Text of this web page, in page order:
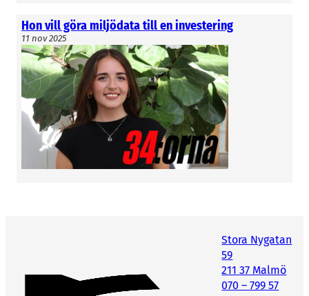
Hon vill göra miljödata till en investering
11 nov 2025
Stora Nygatan
59
211 37 Malmö
070 – 799 57